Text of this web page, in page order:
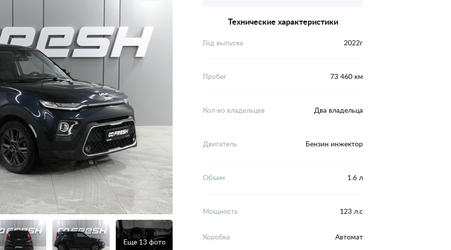
Еще 13 фото
Технические характеристики
Год выпуска 2022г
Пробег 73 460 км
Кол-во владельцев Два владельца
Двигатель Бензин инжектор
Объем 1.6 л
Мощность 123 л.с
Коробка Автомат